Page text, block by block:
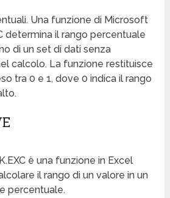
Una funzione di Microsoft
determina il rango percentuale
di un set di dati senza
calcolo. La funzione restituisce
tra 0 e 1, dove 0 indica il rango
è una funzione in Excel
il rango di un valore in un
percentuale.